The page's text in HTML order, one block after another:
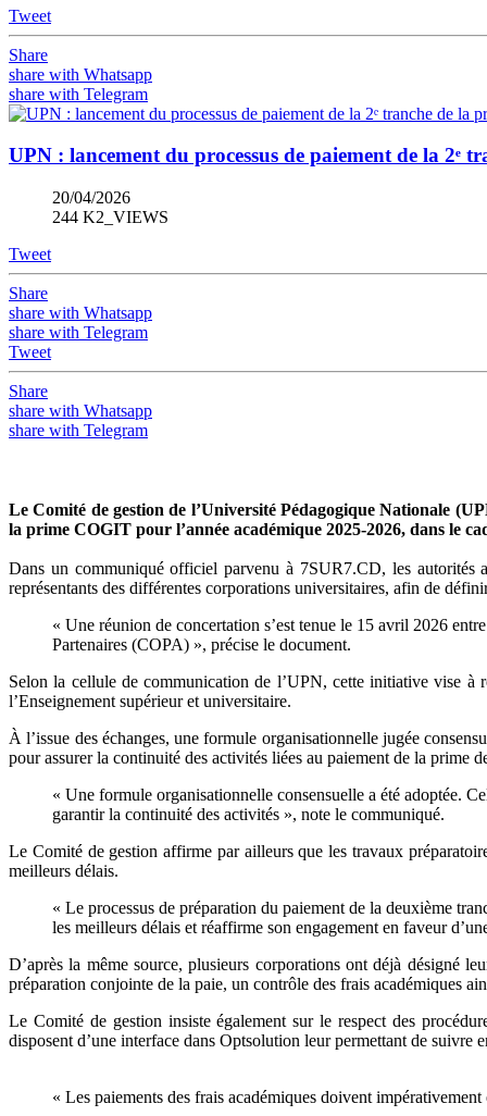
Tweet
Share
share with Whatsapp
share with Telegram
UPN : lancement du processus de paiement de la 2ᵉ
20/04/2026
244 K2_VIEWS
Tweet
Share
share with Whatsapp
share with Telegram
Tweet
Share
share with Whatsapp
share with Telegram
Le Comité de gestion de l’Université Pédagogique Nationale
la prime COGIT pour l’année académique 2025-2026, dans le
Dans un communiqué officiel parvenu à 7SUR7.CD, les autorités
représentants des différentes corporations universitaires, afin de
« Une réunion de concertation s’est tenue le 15 avril 2026
Partenaires (COPA) », précise le document.
Selon la cellule de communication de l’UPN, cette initiative vise à
l’Enseignement supérieur et universitaire.
À l’issue des échanges, une formule organisationnelle jugée
pour assurer la continuité des activités liées au paiement de la prime
« Une formule organisationnelle consensuelle a été adoptée.
garantir la continuité des activités », note le communiqué.
Le Comité de gestion affirme par ailleurs que les travaux
meilleurs délais.
« Le processus de préparation du paiement de la deuxième
les meilleurs délais et réaffirme son engagement en faveur
D’après la même source, plusieurs corporations ont déjà désigné
préparation conjointe de la paie, un contrôle des frais académiques
Le Comité de gestion insiste également sur le respect des
disposent d’une interface dans Optsolution leur permettant de suivre
« Les paiements des frais académiques doivent